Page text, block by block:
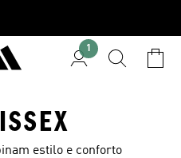
1
estilo e conforto